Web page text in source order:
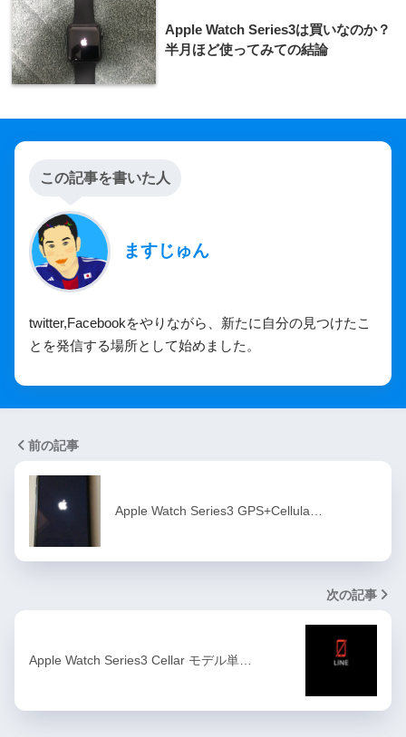
Apple Watch Series3は買いなのか？
半月ほど使ってみての結論
この記事を書いた人
ますじゅん
twitter,Facebookをやりながら、新たに自分の見つけたこ
とを発信する場所として始めました。
前の記事
Apple Watch Series3 GPS+Cellula…
次の記事
Apple Watch Series3 Cellar モデル単…